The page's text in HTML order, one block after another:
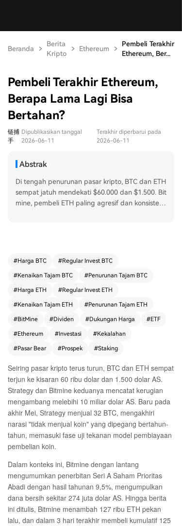
Beranda
Berita
Kripto
Ethereum
Pembeli Terakhir
Ethereum, Ber...
Pembeli Terakhir Ethereum,
Berapa Lama Lagi Bisa
Bertahan?
链捕
手
Dipublikasikan tanggal
2026-06-11
Terakhir diperbarui pada
2026-06-11
Abstrak
Di tengah penurunan pasar kripto, BTC dan ETH
sempat jatuh mendekati $60.000 dan $1.500. Bit
mine, pembeli ETH paling agresif dan konsisten
n biaya rata-rata sekitar $3.500, sehingga meng
danai pembelian lebih lanjut, Bitmine baru saja
menerbitkan saham preferen abadi dengan divi
4 juta. Meskipun pendapatan staking ETH saat i
ni diperkirakan dapat menutupi kewajiban divid
en awal, kekhawatiran muncul karena jika pener
nya 3-4% tidak akan cukup untuk menutupi divi
TH menjadi kunci. Bitmine diperkirakan akan me
ncapai target 5% pada akhir 2026 atau bahkan l
ebih cepat. Pertanyaan kritisnya adalah: siapa y
ang akan mendukung harga ETH setelah Bitmin
e berhenti menjadi pembeli marjinal? Arus kelua
r dari ETF ETH, pengurangan eksposur oleh lem
baga seperti Goldman Sachs, dan permintaan le
mbaga baru dari tokenisasi RWA masih lambat.
ulnya pembeli marjinal baru dan titik balik likuidi
tas.
#Harga BTC #Regular Invest BTC
#Kenaikan Tajam BTC #Penurunan Tajam BTC
#Harga ETH #Regular Invest ETH
#Kenaikan Tajam ETH #Penurunan Tajam ETH
#BitMine #Dividen #Dukungan Harga #ETF
#Ethereum #Investasi #Kekalahan
#Pasar Bear #Prospek #Staking
Seiring pasar kripto terus turun, BTC dan ETH sempat
terjun ke kisaran 60 ribu dolar dan 1.500 dolar AS.
Strategy dan Bitmine keduanya mencatat kerugian
mengambang melebihi 10 miliar dolar AS. Baru pada
akhir Mei, Strategy menjual 32 BTC, mengakhiri
narasi "tidak menjual koin" yang dipegang bertahun-
tahun, memasuki fase uji tekanan model pembiayaan
pembelian koin.
Dalam konteks ini, Bitmine dengan lantang
mengumumkan penerbitan Seri A Saham Prioritas
Abadi dengan hasil tahunan 9,5%, mengumpulkan
dana bersih sekitar 274 juta dolar AS. Hingga berita
ini ditulis, Bitmine menambah 127 ribu ETH pekan
lalu, dan dalam 3 hari terakhir membeli kumulatif 125